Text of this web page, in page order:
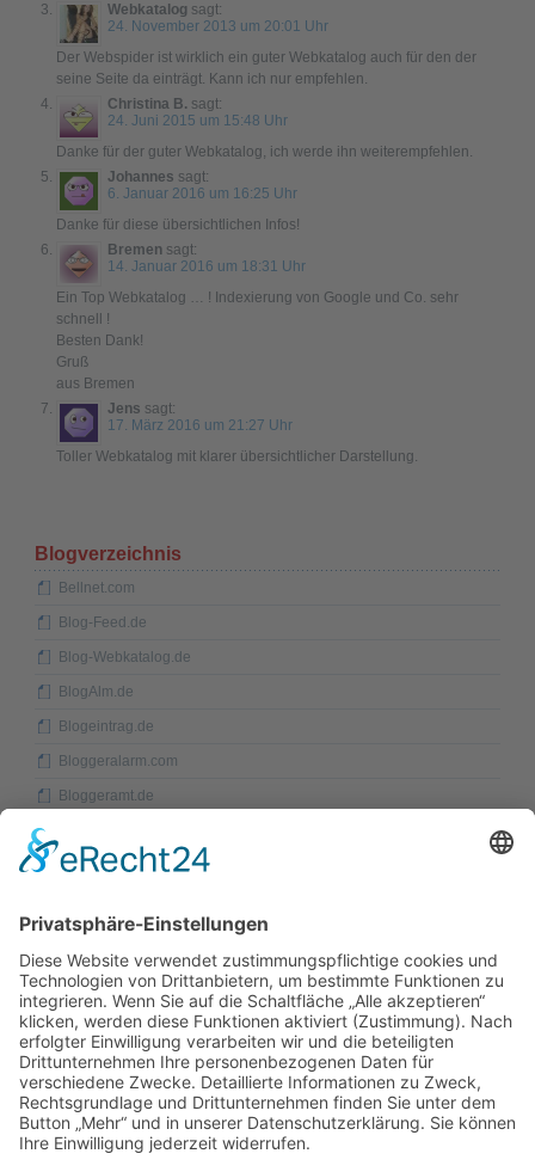
Webkatalog sagt:
24. November 2013 um 20:01 Uhr
Der Webspider ist wirklich ein guter Webkatalog auch für den der
seine Seite da einträgt. Kann ich nur empfehlen.
Christina B. sagt:
24. Juni 2015 um 15:48 Uhr
Danke für der guter Webkatalog, ich werde ihn weiterempfehlen.
Johannes sagt:
6. Januar 2016 um 16:25 Uhr
Danke für diese übersichtlichen Infos!
Bremen sagt:
14. Januar 2016 um 18:31 Uhr
Ein Top Webkatalog … ! Indexierung von Google und Co. sehr
schnell !
Besten Dank!
Gruß
aus Bremen
Jens sagt:
17. März 2016 um 21:27 Uhr
Toller Webkatalog mit klarer übersichtlicher Darstellung.
Blogverzeichnis
Bellnet.com
Blog-Feed.de
Blog-Webkatalog.de
BlogAlm.de
Blogeintrag.de
Bloggeralarm.com
Bloggeramt.de
Bloggerfeeds.de
Blogscene.de
Blogswap.de
Blogverzeichnis.eu
DMOZ.org
Eisenbahn-Webkatalog.de
Flix.de
Promada.de